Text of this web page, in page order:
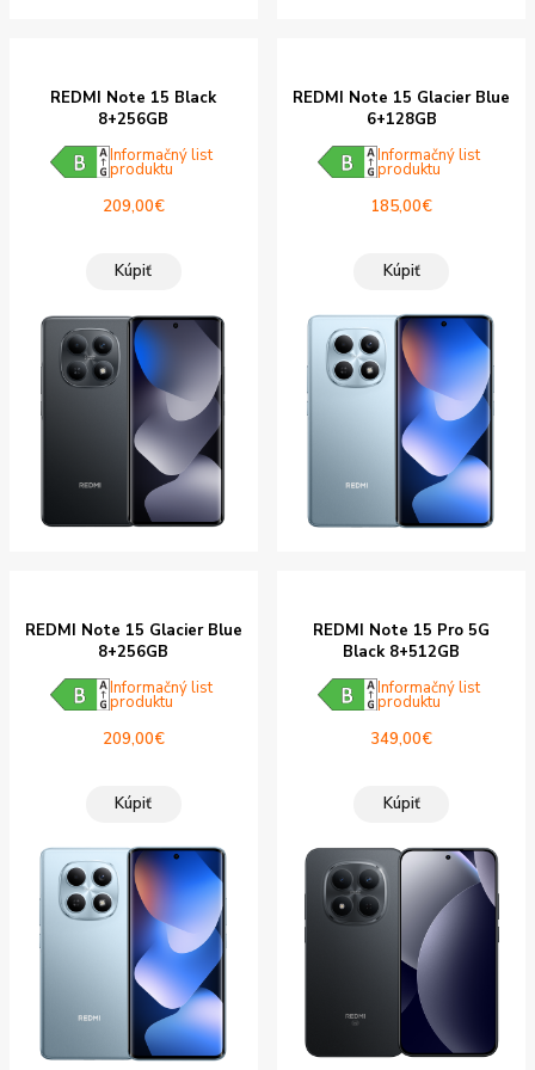
REDMI Note 15 Black
8+256GB
Informačný list
produktu
209,00€
Kúpiť
REDMI Note 15 Glacier Blue
6+128GB
Informačný list
produktu
185,00€
Kúpiť
REDMI Note 15 Glacier Blue
8+256GB
Informačný list
produktu
209,00€
Kúpiť
REDMI Note 15 Pro 5G
Black 8+512GB
Informačný list
produktu
349,00€
Kúpiť